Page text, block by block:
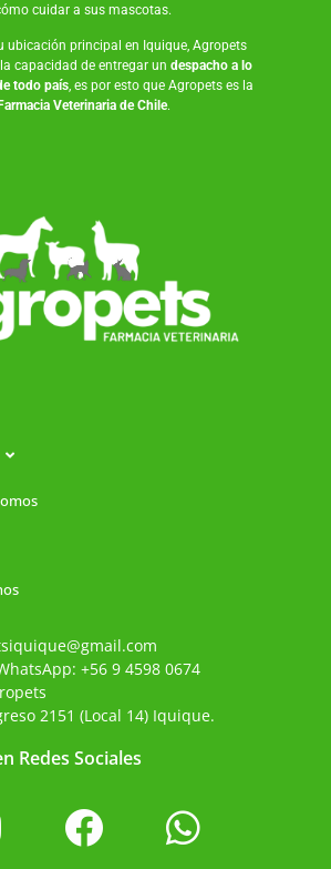
cuidar a sus mascotas.
ubicación principal en Iquique, Agropets
capacidad de entregar un despacho a lo
todo país, es por esto que Agropets es la
Farmacia Veterinaria de Chile.
+56 9 4598 0674
2151 (Local 14) Iquique.
Redes Sociales